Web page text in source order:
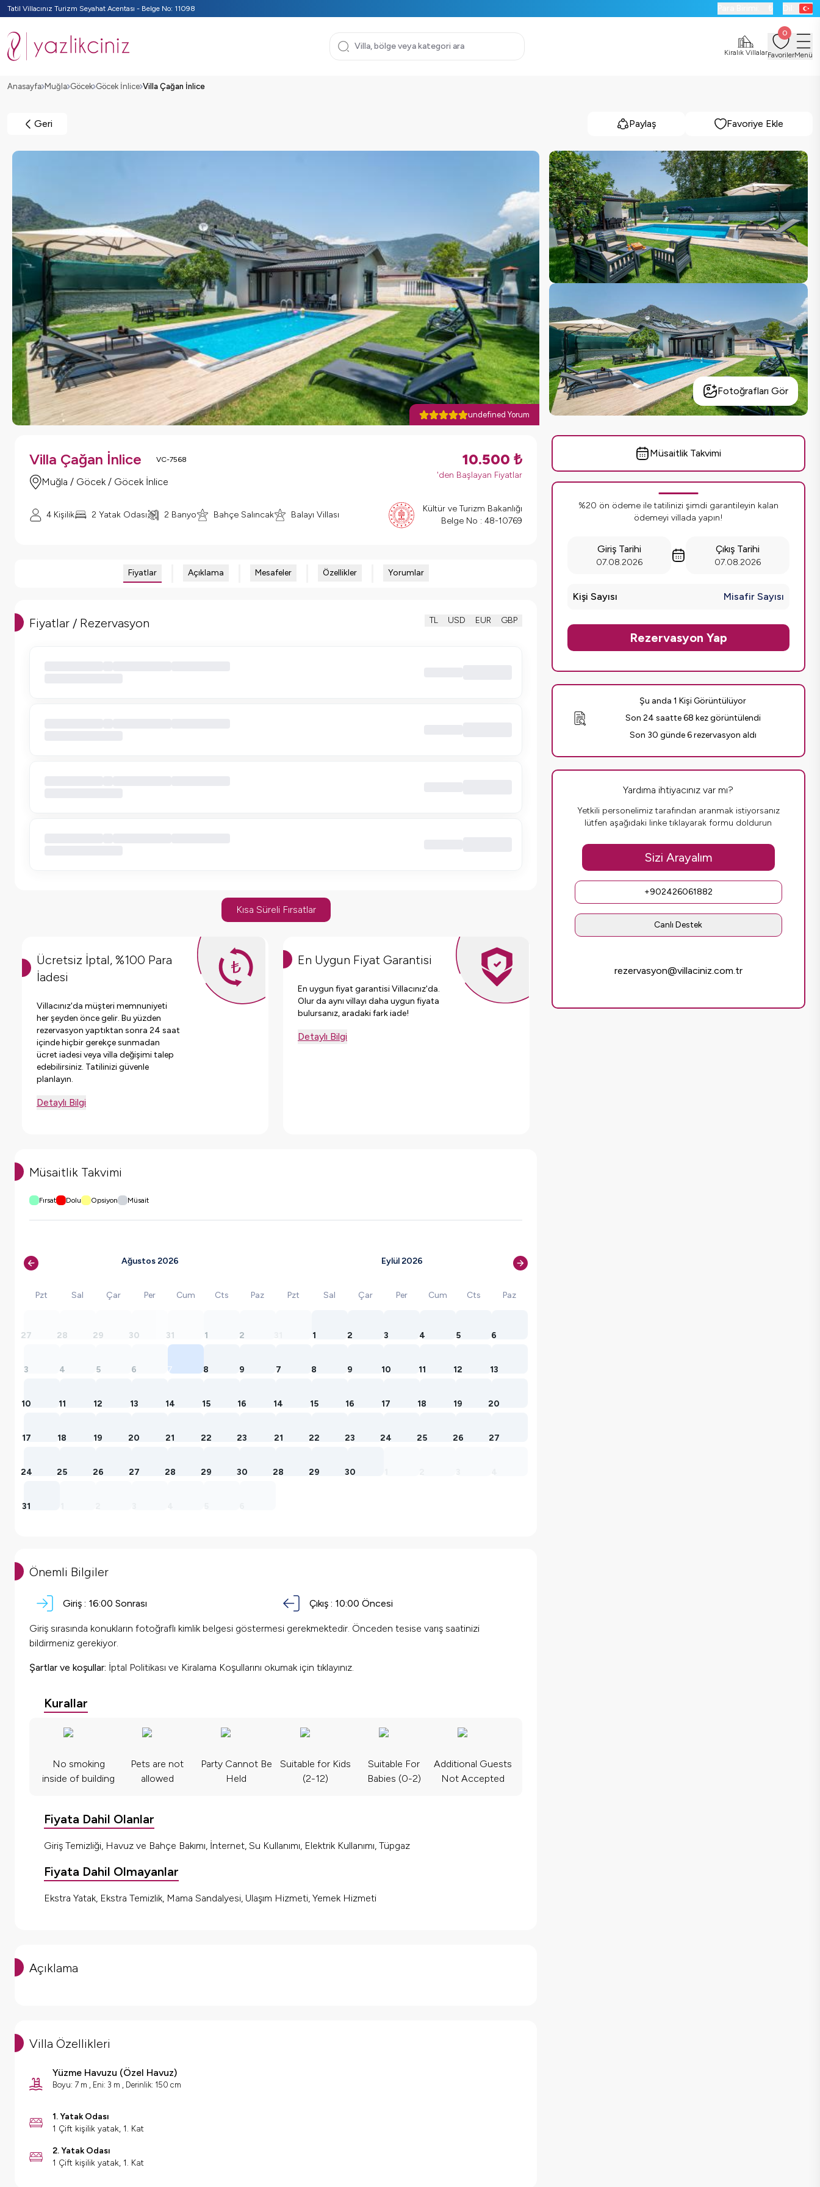
Tatil Villacınız Turizm Seyahat Acentası - Belge No: 11098
Kiralık Villalar
0
FavorilerMenü
Anasayfa Muğla Göcek Göcek İnlice Villa Çağan İnlice
Geri Paylaş Favoriye Ekle
undefined Yorum
Fotoğrafları Gör
Villa Çağan İnlice VC-7568
Muğla / Göcek / Göcek İnlice
10.500 ₺
'den Başlayan Fiyatlar
4 Kişilik 2 Yatak Odası 2 Banyo Bahçe Salıncak Balayı Villası
Kültür ve Turizm Bakanlığı
Belge No : 48-10769
Fiyatlar Açıklama Mesafeler Özellikler Yorumlar
Fiyatlar / Rezervasyon TL USD EUR GBP
Kısa Süreli Fırsatlar
Ücretsiz İptal, %100 Para
İadesi
Villacınız'da müşteri memnuniyeti
her şeyden önce gelir. Bu yüzden
rezervasyon yaptıktan sonra 24 saat
içinde hiçbir gerekçe sunmadan
ücret iadesi veya villa değişimi talep
edebilirsiniz. Tatilinizi güvenle
planlayın.
Detaylı Bilgi
En Uygun Fiyat Garantisi
En uygun fiyat garantisi Villacınız'da.
Olur da aynı villayı daha uygun fiyata
bulursanız, aradaki fark iade!
Detaylı Bilgi
Müsaitlik Takvimi
Fırsat Dolu Opsiyon Müsait
Ağustos 2026
Pzt Sal Çar Per Cum Cts Paz
27 28 29 30 31 1 2
3 4 5 6 7 8 9
10 11 12 13 14 15 16
17 18 19 20 21 22 23
24 25 26 27 28 29 30
31
Eylül 2026
Pzt Sal Çar Per Cum Cts Paz
1 2 3 4 5 6
7 8 9 10 11 12 13
14 15 16 17 18 19 20
21 22 23 24 25 26 27
28 29 30
Önemli Bilgiler
Giriş : 16:00 Sonrası Çıkış : 10:00 Öncesi
Giriş sırasında konukların fotoğraflı kimlik belgesi göstermesi gerekmektedir. Önceden tesise varış saatinizi
bildirmeniz gerekiyor.
Şartlar ve koşullar: İptal Politikası ve Kiralama Koşullarını okumak için tıklayınız.
Kurallar
No smoking
inside of building
Pets are not
allowed
Party Cannot Be
Held
Suitable for Kids
(2-12)
Suitable For
Babies (0-2)
Additional Guests
Not Accepted
Fiyata Dahil Olanlar
Giriş Temizliği, Havuz ve Bahçe Bakımı, İnternet, Su Kullanımı, Elektrik Kullanımı, Tüpgaz
Fiyata Dahil Olmayanlar
Ekstra Yatak, Ekstra Temizlik, Mama Sandalyesi, Ulaşım Hizmeti, Yemek Hizmeti
Açıklama
Villa Özellikleri
Yüzme Havuzu (Özel Havuz)
Boyu: 7 m , Eni: 3 m , Derinlik: 150 cm
1. Yatak Odası
1 Çift kişilik yatak, 1. Kat
2. Yatak Odası
1 Çift kişilik yatak, 1. Kat
Müsaitlik Takvimi
%20 ön ödeme ile tatilinizi şimdi garantileyin kalan
ödemeyi villada yapın!
Giriş Tarihi
07.08.2026
Çıkış Tarihi
07.08.2026
Kişi Sayısı Misafir Sayısı
Rezervasyon Yap
Şu anda 1 Kişi Görüntülüyor
Son 24 saatte 68 kez görüntülendi
Son 30 günde 6 rezervasyon aldı
Yardıma ihtiyacınız var mı?
Yetkili personelimiz tarafından aranmak istiyorsanız
lütfen aşağıdaki linke tıklayarak formu doldurun
Sizi Arayalım
+902426061882
Canlı Destek
rezervasyon@villaciniz.com.tr